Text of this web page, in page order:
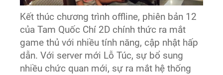
Kết thúc chương trình offline, phiên bản 12
của Tam Quốc Chí 2D chính thức ra mắt
game thủ với nhiều tính năng, cập nhật hấp
dẫn. Với server mới Lỗ Túc, sự bổ sung
nhiều chức quan mới, sự ra mắt hệ thống